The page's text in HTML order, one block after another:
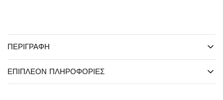
ΠΕΡΙΓΡΑΦΉ
ΕΠΙΠΛΈΟΝ ΠΛΗΡΟΦΟΡΊΕΣ